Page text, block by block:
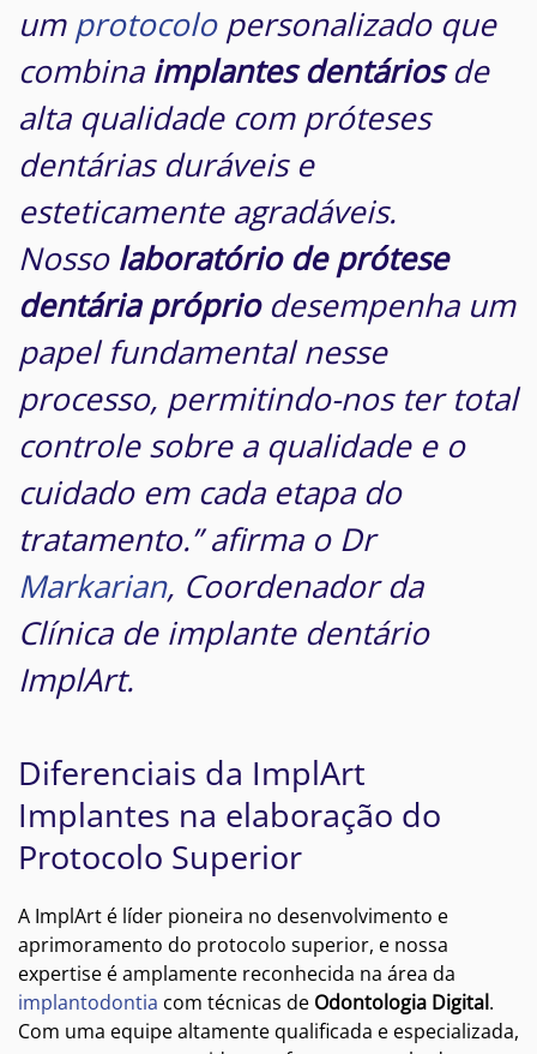
um protocolopersonalizado que
combina implantesdentáriosde
alta qualidade com próteses
dentárias duráveis e
esteticamente agradáveis.
Nosso laboratório de prótese
dentária própriodesempenha um
papel fundamental nesse
processo, permitindo-nos ter total
controle sobre a qualidade e o
cuidado em cada etapa do
tratamento.” afirma o Dr
Markarian, Coordenador da
Clínica de implante dentário
ImplArt.
Diferenciais da ImplArt
Implantes na elaboração do
Protocolo Superior
A ImplArt é líder pioneira no desenvolvimento e
aprimoramento do protocolo superior, e nossa
expertise é amplamente reconhecida na área da
implantodontia com técnicas de Odontologia Digital.
Com uma equipe altamente qualificada e especializada,